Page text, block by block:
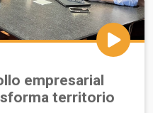
empresarial
territorio